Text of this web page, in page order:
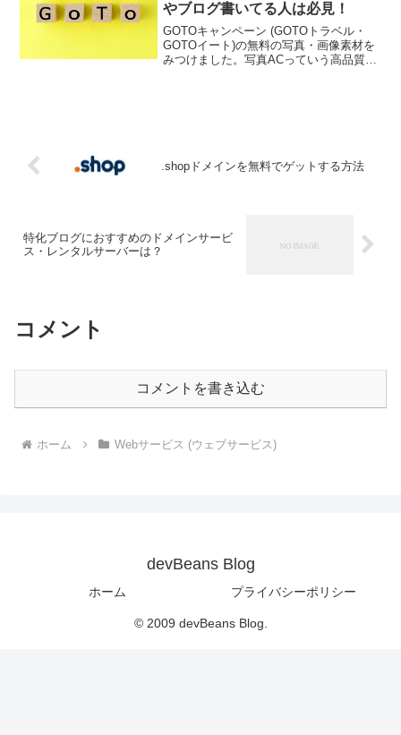
やブログ書いてる人は必見！
GOTOキャンペーン (GOTOトラベル・
GOTOイート)の無料の写真・画像素材を
みつけました。写真ACっていう高品質な
.shopドメインを無料でゲットする方法
特化ブログにおすすめのドメインサービ
ス・レンタルサーバーは？
コメント
コメントを書き込む
ホーム Webサービス (ウェブサービス)
devBeans Blog
ホーム プライバシーポリシー
© 2009 devBeans Blog.